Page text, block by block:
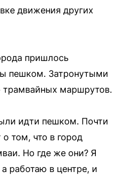
движения других
пришлось
пешком. Затронутыми
трамвайных маршрутов.
идти пешком. Почти
том, что в город
Но где же они? Я
работаю в центре, и